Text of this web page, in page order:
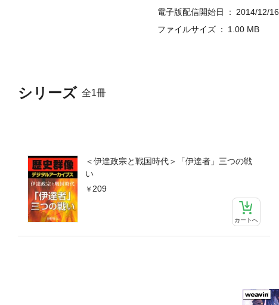
シリーズ 全1冊
＜伊達政宗と戦国時代＞「伊達者」三つの戦
い
209
カートへ
電子版配信開始日
2014/12/16
ファイルサイズ
1.00 MB